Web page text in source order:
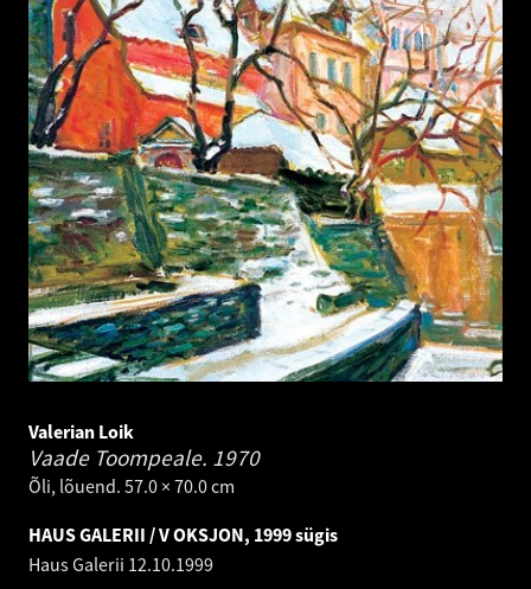
Valerian Loik
Vaade Toompeale. 1970
Õli, lõuend. 57.0 × 70.0 cm
HAUS GALERII / V OKSJON, 1999 sügis
Haus Galerii 12.10.1999